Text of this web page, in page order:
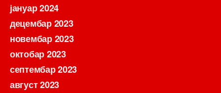
јануар 2024
децембар 2023
новембар 2023
октобар 2023
септембар 2023
август 2023